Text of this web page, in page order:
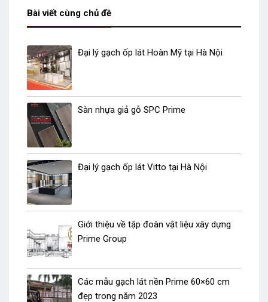
Bài viết cùng chủ đề
Đại lý gạch ốp lát Hoàn Mỹ tại Hà Nội
Sàn nhựa giả gỗ SPC Prime
Đại lý gạch ốp lát Vitto tại Hà Nội
Giới thiệu về tập đoàn vật liệu xây dựng
Prime Group
Các mẫu gạch lát nền Prime 60×60 cm
đẹp trong năm 2023